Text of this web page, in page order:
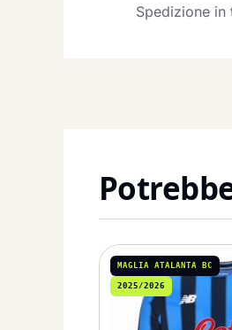
Spedizione
MAGLIA ATALANTA BC
2025/2026